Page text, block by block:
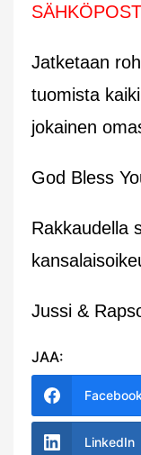
Jatketaan
tuomista
jokainen
God Bless
Rakkaudella
Jussi &
JAA:
Facebook
LinkedIn